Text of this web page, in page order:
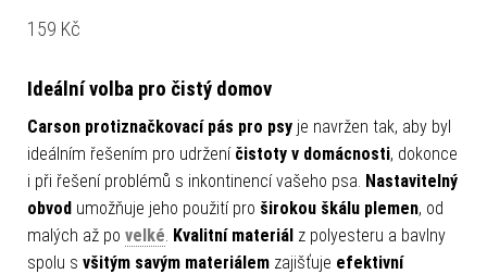
159 Kč
Ideální volba pro čistý domov
Carson protiznačkovací pás pro psy je navržen tak, aby byl
ideálním řešením pro udržení čistoty v domácnosti, dokonce
i při řešení problémů s inkontinencí vašeho psa. Nastavitelný
obvod umožňuje jeho použití pro širokou škálu plemen, od
malých až po velké. Kvalitní materiál z polyesteru a bavlny
spolu s všitým savým materiálem zajišťuje efektivní